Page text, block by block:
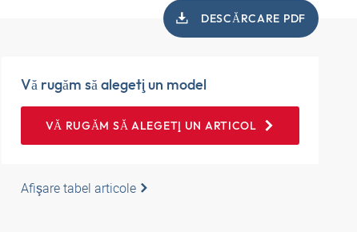
DESCĂRCARE PDF
Vă rugăm să alegeţi un model
VĂ RUGĂM SĂ ALEGEŢI UN ARTICOL
Afişare tabel articole